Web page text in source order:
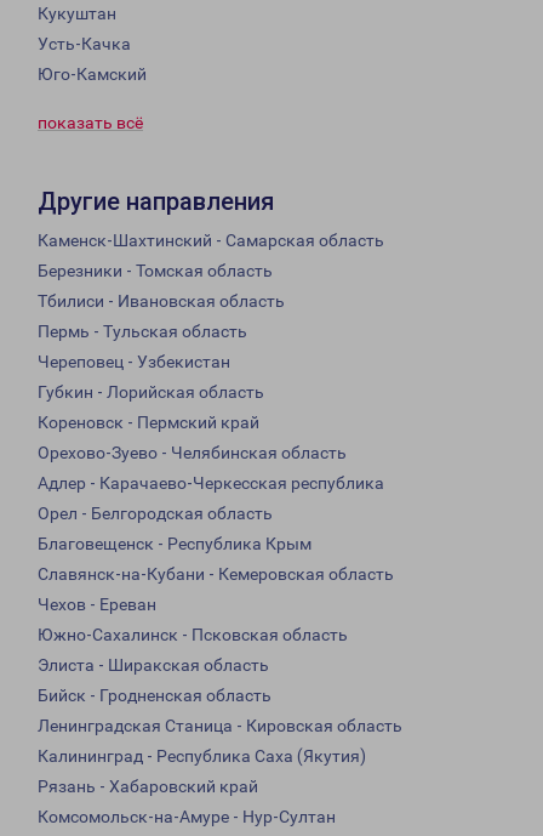
Кукуштан
Усть-Качка
Юго-Камский
показать всё
Другие направления
Каменск-Шахтинский - Самарская область
Березники - Томская область
Тбилиси - Ивановская область
Пермь - Тульская область
Череповец - Узбекистан
Губкин - Лорийская область
Кореновск - Пермский край
Орехово-Зуево - Челябинская область
Адлер - Карачаево-Черкесская республика
Орел - Белгородская область
Благовещенск - Республика Крым
Славянск-на-Кубани - Кемеровская область
Чехов - Ереван
Южно-Сахалинск - Псковская область
Элиста - Ширакская область
Бийск - Гродненская область
Ленинградская Станица - Кировская область
Калининград - Республика Саха (Якутия)
Рязань - Хабаровский край
Комсомольск-на-Амуре - Нур-Султан